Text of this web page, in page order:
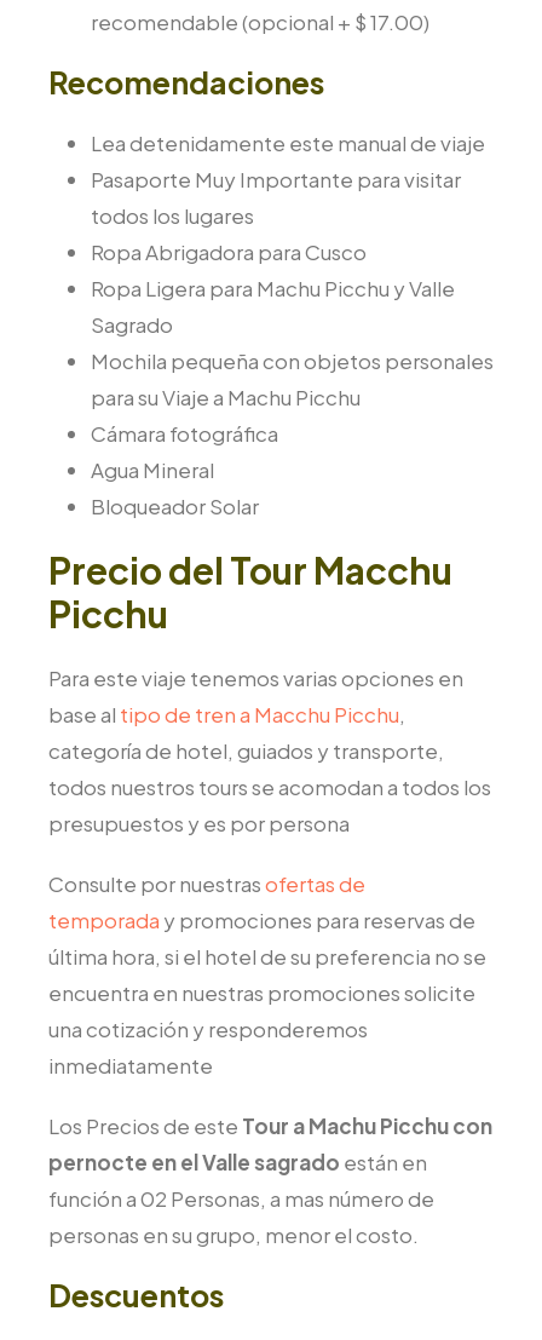
recomendable (opcional + $ 17.00)
Recomendaciones
Lea detenidamente este manual de viaje
Pasaporte Muy Importante para visitar
todos los lugares
Ropa Abrigadora para Cusco
Ropa Ligera para Machu Picchu y Valle
Sagrado
Mochila pequeña con objetos personales
para su Viaje a Machu Picchu
Cámara fotográfica
Agua Mineral
Bloqueador Solar
Precio del Tour Macchu
Picchu
Para este viaje tenemos varias opciones en
base al tipo de tren a Macchu Picchu,
categoría de hotel, guiados y transporte,
todos nuestros tours se acomodan a todos los
presupuestos y es por persona
Consulte por nuestrasofertas de
temporada y promociones para reservas de
última hora, si el hotel de su preferencia no se
encuentra en nuestras promociones solicite
una cotización y responderemos
inmediatamente
Los Precios de este Tour a Machu Picchu con
pernocte en el Valle sagrado están en
función a 02 Personas, a mas número de
personas en su grupo, menor el costo.
Descuentos